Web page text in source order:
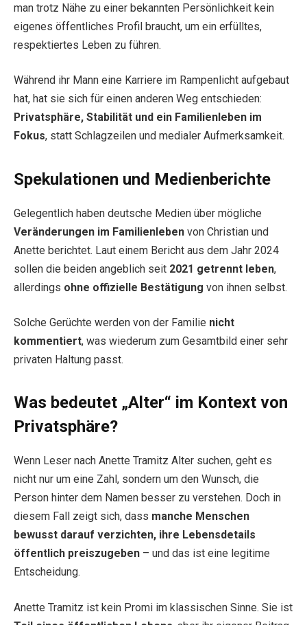
man trotz Nähe zu einer bekannten Persönlichkeit kein
eigenes öffentliches Profil braucht, um ein erfülltes,
respektiertes Leben zu führen.
Während ihr Mann eine Karriere im Rampenlicht aufgebaut
hat, hat sie sich für einen anderen Weg entschieden:
Privatsphäre, Stabilität und ein Familienleben im
Fokus, statt Schlagzeilen und medialer Aufmerksamkeit.
Spekulationen und Medienberichte
Gelegentlich haben deutsche Medien über mögliche
Veränderungen im Familienleben von Christian und
Anette berichtet. Laut einem Bericht aus dem Jahr 2024
sollen die beiden angeblich seit 2021 getrennt leben,
allerdings ohne offizielle Bestätigung von ihnen selbst.
Solche Gerüchte werden von der Familie nicht
kommentiert, was wiederum zum Gesamtbild einer sehr
privaten Haltung passt.
Was bedeutet „Alter“ im Kontext von
Privatsphäre?
Wenn Leser nach Anette Tramitz Alter suchen, geht es
nicht nur um eine Zahl, sondern um den Wunsch, die
Person hinter dem Namen besser zu verstehen. Doch in
diesem Fall zeigt sich, dass manche Menschen
bewusst darauf verzichten, ihre Lebensdetails
öffentlich preiszugeben – und das ist eine legitime
Entscheidung.
Anette Tramitz ist kein Promi im klassischen Sinne. Sie ist